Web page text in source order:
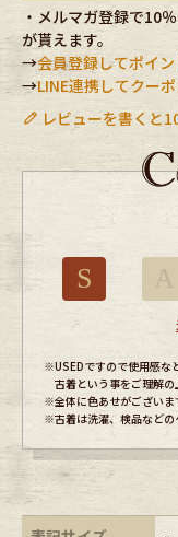
Bag
Accessory
Belt
Keyring
・メルマガ登録で10
が貰えます。
→会員登録してポイ
→LINE連携してクー
レビューを書くと
S
※USEDですので使用感な
古着という事をご理解の
※全体に色あせがございま
※古着は洗濯、検品などの